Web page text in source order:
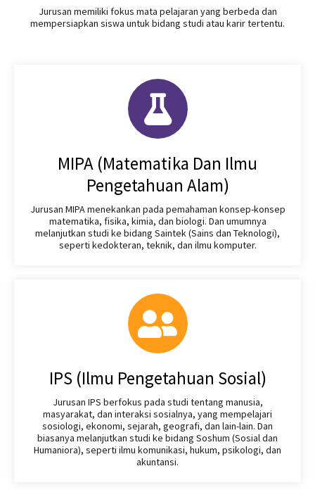
Jurusan memiliki fokus mata pelajaran yang berbeda dan
mempersiapkan siswa untuk bidang studi atau karir tertentu.
MIPA (Matematika Dan Ilmu
Pengetahuan Alam)
Jurusan MIPA menekankan pada pemahaman konsep-konsep
matematika, fisika, kimia, dan biologi. Dan umumnya
melanjutkan studi ke bidang Saintek (Sains dan Teknologi),
seperti kedokteran, teknik, dan ilmu komputer.
IPS (Ilmu Pengetahuan Sosial)
Jurusan IPS berfokus pada studi tentang manusia,
masyarakat, dan interaksi sosialnya, yang mempelajari
sosiologi, ekonomi, sejarah, geografi, dan lain-lain. Dan
biasanya melanjutkan studi ke bidang Soshum (Sosial dan
Humaniora), seperti ilmu komunikasi, hukum, psikologi, dan
akuntansi.